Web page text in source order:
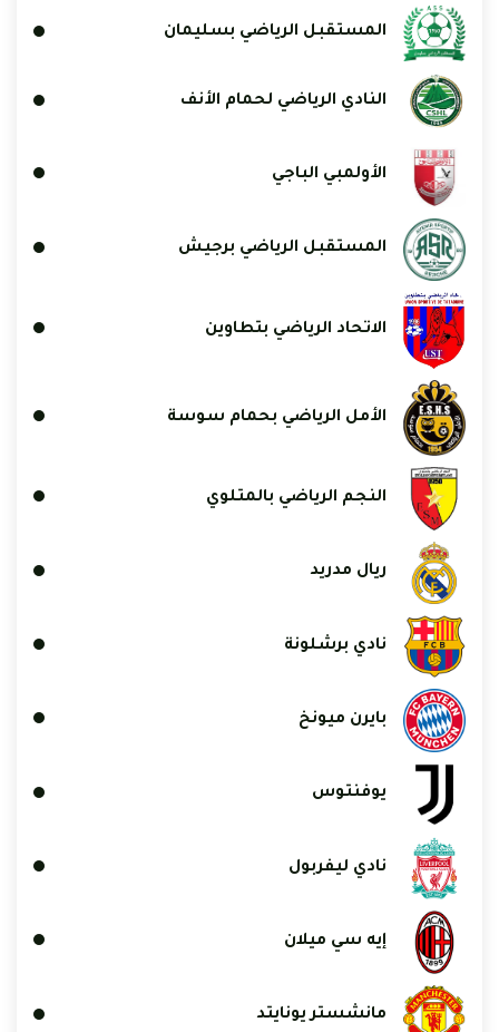
المستقبل الرياضي بسليمان
النادي الرياضي لحمام الأنف
الأولمبي الباجي
المستقبل الرياضي برجيش
الاتحاد الرياضي بتطاوين
الأمل الرياضي بحمام سوسة
النجم الرياضي بالمتلوي
ريال مدريد
نادي برشلونة
بايرن ميونخ
يوفنتوس
نادي ليفربول
إيه سي ميلان
مانشستر يونايتد